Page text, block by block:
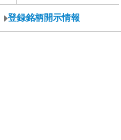
登録銘柄開示情報